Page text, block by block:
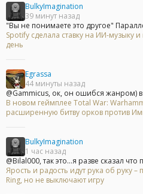
BulkyImagination
39 минут назад
"Вы не понимаете это другое"
Spotify сделала ставку на ИИ-музыку
день
Egrassa
44 минуты назад
@Gammicus, ок, он ошибся жанром)
В новом геймплее Total War:
расширенную битву орков против
BulkyImagination
1 час назад
@Bilal000, так это...я разве сказал
Ярость и радость идут рука об руку
Ring, но не выключают игру